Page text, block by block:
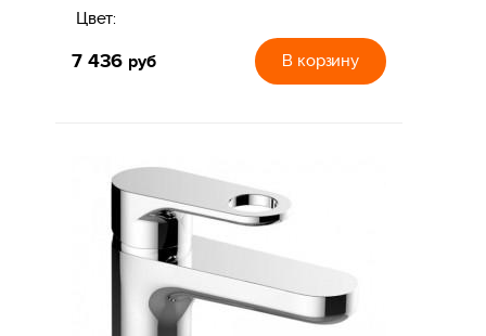
Цвет:
7 436 руб В корзину